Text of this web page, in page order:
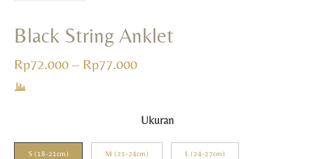
Black String Anklet
Rp72.000 – Rp77.000
Ukuran
S (18-21cm) M (21-24cm) L (24-27cm)